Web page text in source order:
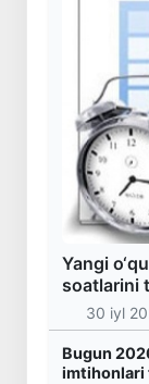
Yangi
soatlarini
30 iyl
Bugun
imtihonlari